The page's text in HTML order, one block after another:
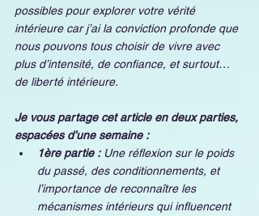
possibles pour explorer votre vérité
intérieure car j’ai la conviction profonde que
nous pouvons tous choisir de vivre avec
plus d’intensité, de confiance, et surtout…
de liberté intérieure.
Je vous partage cet article en deux parties,
espacées d’une semaine :
1ère partie : Une réflexion sur le poids
du passé, des conditionnements, et
l’importance de reconnaître les
mécanismes intérieurs qui influencent